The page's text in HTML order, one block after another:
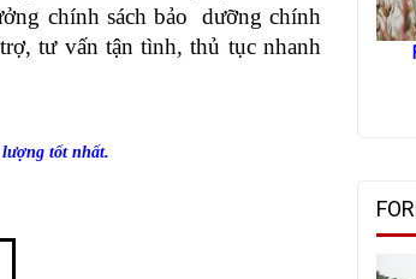
chính sách bảo  dưỡng chính
tư vấn tận tình, thủ tục nhanh
lượng tốt nhất.